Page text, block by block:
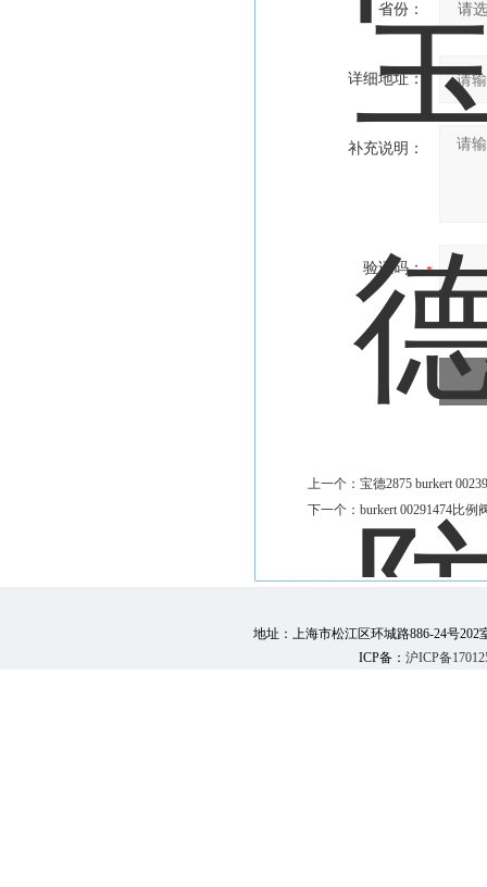
省份：
详细地址：
补充说明：
验证码：
上一个： 宝德2875 burkert
下一个： burkert 00291474比
地址：上海市松江区环城路886-24号202
ICP备： 沪ICP备